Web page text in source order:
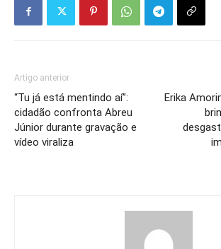
Artigo anterior
“Tu já está mentindo aí”:
cidadão confronta Abreu
Júnior durante gravação e
vídeo viraliza
Erika